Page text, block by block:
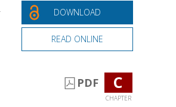
DOWNLOAD
READ ONLINE
PDF C
CHAPTER